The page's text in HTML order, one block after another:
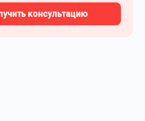
консультацию